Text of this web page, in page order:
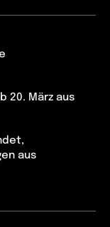
20. März aus
aus